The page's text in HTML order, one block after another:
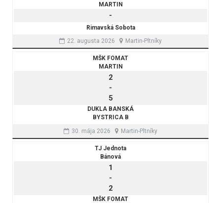
MARTIN
-
Rimavská Sobota
22. augusta 2026
Martin-Pltníky
MŠK FOMAT
MARTIN
2
-
5
DUKLA BANSKÁ
BYSTRICA B
30. mája 2026
Martin-Pltníky
TJ Jednota
Bánová
1
-
2
MŠK FOMAT